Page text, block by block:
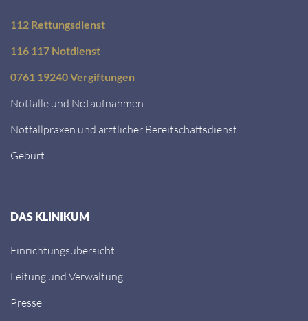
112 Rettungsdienst
116 117 Notdienst
0761 19240 Vergiftungen
Notfälle und Notaufnahmen
Notfallpraxen und ärztlicher Bereitschaftsdienst
Geburt
DAS KLINIKUM
Einrichtungsübersicht
Leitung und Verwaltung
Presse